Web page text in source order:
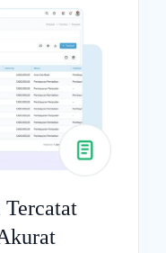
Tercatat